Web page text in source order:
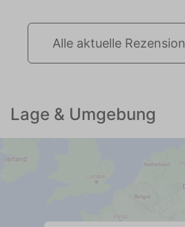
Alle aktuelle
Lage & Umgebung